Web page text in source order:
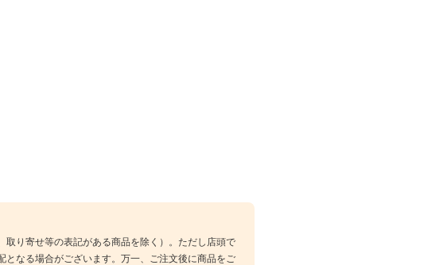
り寄せ等の表記がある商品を除く）。ただし店頭で
なる場合がございます。万一、ご注文後に商品をご